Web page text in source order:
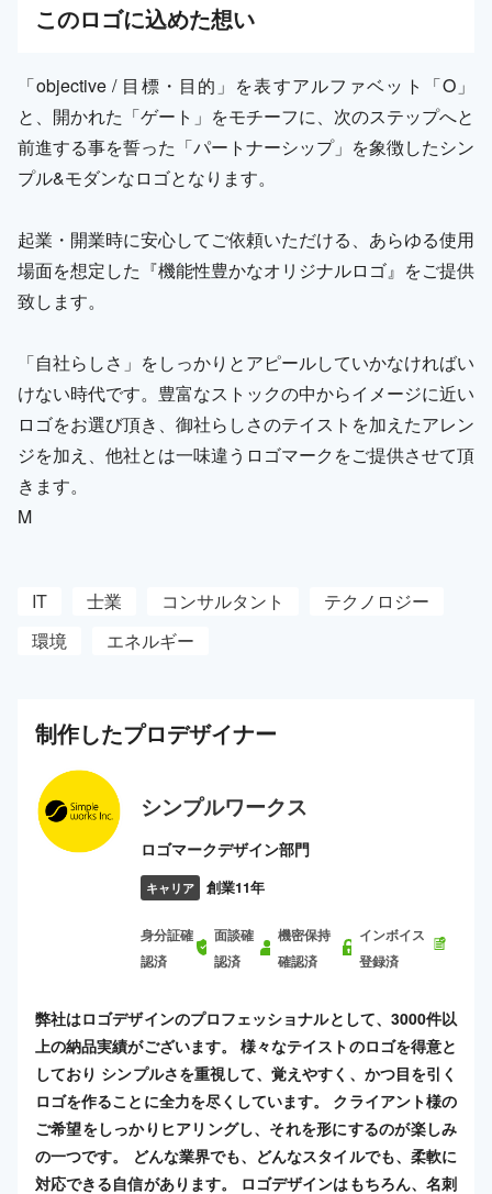
このロゴに込めた想い
「objective / 目標・目的」を表すアルファベット「O」
と、開かれた「ゲート」をモチーフに、次のステップへと
前進する事を誓った「パートナーシップ」を象徴したシン
プル&モダンなロゴとなります。
起業・開業時に安心してご依頼いただける、あらゆる使用
場面を想定した『機能性豊かなオリジナルロゴ』をご提供
致します。
「自社らしさ」をしっかりとアピールしていかなければい
けない時代です。豊富なストックの中からイメージに近い
ロゴをお選び頂き、御社らしさのテイストを加えたアレン
ジを加え、他社とは一味違うロゴマークをご提供させて頂
きます。
M
IT 士業 コンサルタント
テクノロジー
環境
エネルギー
制作したプロデザイナー
シンプルワークス
ロゴマークデザイン部門
キャリア 創業11年
身分証確
認済
面談確
認済
機密保持
確認済
インボイス
登録済
弊社はロゴデザインのプロフェッショナルとして、3000件以
上の納品実績がございます。 様々なテイストのロゴを得意と
しており シンプルさを重視して、覚えやすく、かつ目を引く
ロゴを作ることに全力を尽くしています。 クライアント様の
ご希望をしっかりヒアリングし、それを形にするのが楽しみ
の一つです。 どんな業界でも、どんなスタイルでも、柔軟に
対応できる自信があります。 ロゴデザインはもちろん、名刺